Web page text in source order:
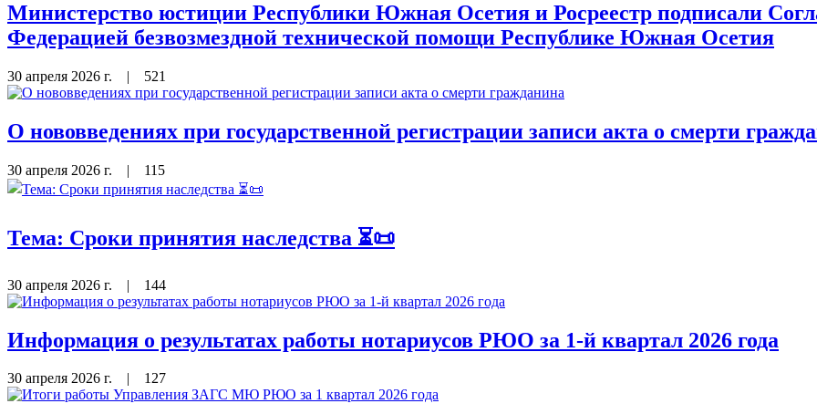
Министерство юстиции Республики Южная Осетия и Росреестр подписали
Федерацией безвозмездной технической помощи Республике Южная Осетия
30 апреля 2026 г. | 521
О нововведениях при государственной регистрации записи акта о смерти
30 апреля 2026 г. | 115
Тема: Сроки принятия наследства ⏳📜
30 апреля 2026 г. | 144
Информация о результатах работы нотариусов РЮО за 1-й квартал 2026 года
30 апреля 2026 г. | 127